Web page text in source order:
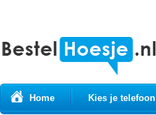
Home Kies je telefoon